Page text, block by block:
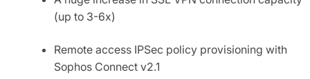
(up to 3-6x)
Remote access IPSec policy provisioning with
Sophos Connect v2.1